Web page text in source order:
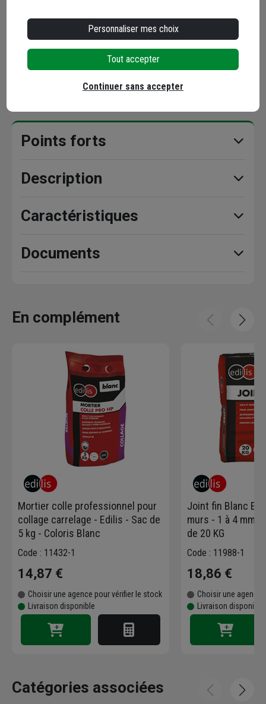
dont0,02 €éco-contribution
Choisir une agence pour vérifier le stock
Livraison disponible selon stock agence
Points forts
Description
Caractéristiques
Documents
En complément
Mortier colle professionnel pour
collage carrelage - Edilis - Sac de
5 kg - Coloris Blanc
Code : 11432-1
14,87 €
Choisir une agence pour vérifier le stock
Livraison disponible
Joint fin Blanc
murs - 1 à 4 mm
de 20 KG
Code : 11988-1
18,86 €
Choisir une agence
Livraison disponible
Catégories associées
Personnaliser mes choix
Tout accepter
Continuer sans accepter